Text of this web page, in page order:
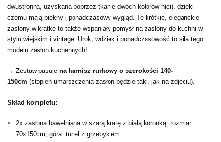
dwustronna, uzyskana poprzez tkanie dwóch kolorów nici), dzięki
czemu mają piękny i ponadczasowy wygląd. Te krótkie, eleganckie
zasłony w kratkę to także wspaniały pomysł na zasłony do kuchni w
stylu wiejskim i vintage. Urok, wdzięk i ponadczasowość to siła tego
modelu zasłon kuchennych!
→ Zestaw pasuje na karnisz rurkowy o szerokości 140-
150cm (stopień umarszczenia zasłon będzie taki, jak na zdjęciu).
Skład kompletu:
2x zasłona bawełniana w szarą kratę z białą koronką: rozmiar
70x150cm, góra: tunel z grzebykiem